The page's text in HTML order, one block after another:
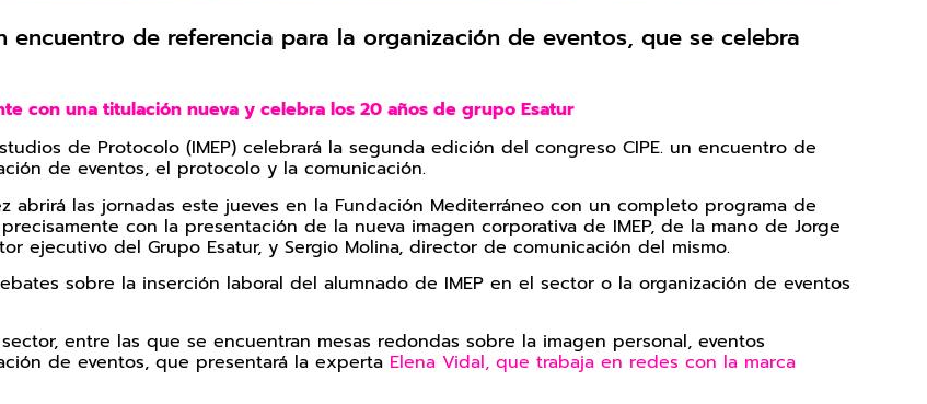
encuentro de referencia para la organización de eventos, que se celebra
con una titulación nueva y celebra los 20 años de grupo Esatur
de Protocolo (IMEP) celebrará la segunda edición del congreso CIPE. un encuentro de
de eventos, el protocolo y la comunicación.
abrirá las jornadas este jueves en la Fundación Mediterráneo con un completo programa de
con la presentación de la nueva imagen corporativa de IMEP, de la mano de Jorge
ejecutivo del Grupo Esatur, y Sergio Molina, director de comunicación del mismo.
sobre la inserción laboral del alumnado de IMEP en el sector o la organización de eventos
entre las que se encuentran mesas redondas sobre la imagen personal, eventos
de eventos, que presentará la experta Elena Vidal, que trabaja en redes con la marca